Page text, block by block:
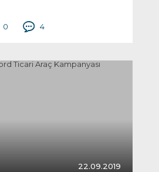
0 4
22.09.2019